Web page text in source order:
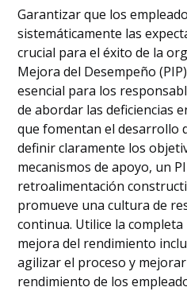
Garantizar que los
sistemáticamente las
crucial para el éxito de la
Mejora del Desempeño
esencial para los
de abordar las deficiencias
que fomentan el desarrollo
definir claramente los
mecanismos de apoyo, un
retroalimentación
promueve una cultura de
continua. Utilice la
mejora del rendimiento
agilizar el proceso y
rendimiento de los